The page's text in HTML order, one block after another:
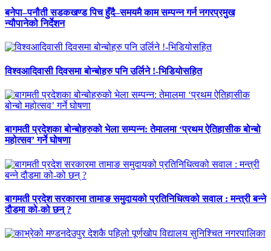
बनेपा–पनौती सडकखण्ड पिच हुँदै–समयमै काम सम्पन्न गर्न नगरप्रमुख
न्यौपानेको निर्देशन
विश्वआदिवासी दिवसमा बोन्बोहरु पनि उर्लिने !-भिडियोसहित
बागमती प्रदेशका बोन्बोहरुको भेला सम्पन्न: तेमालमा ‘प्रथम ऐतिहासीक बोन्बो
महोत्सव’ गर्ने घोषणा
बागमती प्रदेश सरकारमा तामाङ समुदायको प्रतिनिधित्वको सवाल : मन्त्री बन्ने
दौडमा को‐को छन् ?